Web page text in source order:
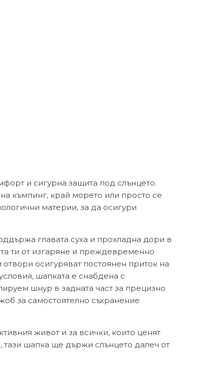
и сигурна защита под слънцето.
къмпинг, край морето или просто се
материи, за да осигури
главата суха и прохладна дори в
ти от изгаряне и преждевременно
осигуряват постоянен приток на
шапката е снабдена с
шнур в задната част за прецизно
за самостоятелно съхранение
живот и за всички, които ценят
тази шапка ще държи слънцето далеч от